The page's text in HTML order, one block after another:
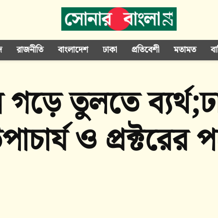
রাজনীতি বাংলাদেশ ঢাকা প্রতিবেশী মতামত
গড়ে তুলতে
ও প্রক্টরের